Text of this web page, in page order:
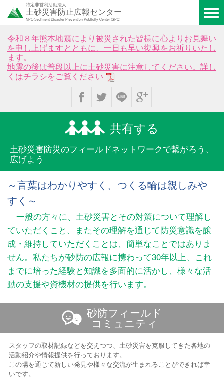
特定非営利活動法人
土砂災害防止広報センター
NPO Sediment Disaster Prevention Publicity Center (SPC)
令和８年熊本地震により被災された皆様に心よりお見舞い
を申し上げますとともに、一日も早い復興をお祈りいたし
ます。
地震の後は普段以上に土砂災害に注意してください。詳し
くはチラシをご覧ください
共有する
土砂災害防災のフィールドネットワークで繋がろう、
広げよう
～言葉はわかりやすく、つくる輪は親しみや
すく～
一般の方々に、土砂災害とその対策について理解し
ていただくこと、またその理解を通じて防災意識を醸
成・維持していただくことは、簡単なことではありま
せん。私たちが砂防の広報に携わって30年以上、これ
までに培った経験と知識を多面的に活かし、様々な活
動の支援や資機材の提供を行います。
砂防フィールド
コミュニティ
スタッフの取材記録などを交えつつ、土砂災害を克服してきた各地の
活動紹介や情報提供を行っております。
この場を通じて新しい発見や様々な交流が生まれることができれば幸
いです。